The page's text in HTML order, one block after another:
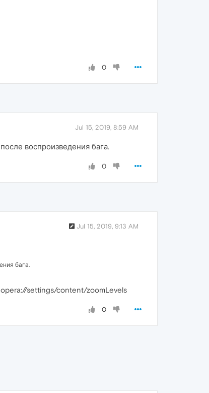
0
Jul 15, 2019, 8:59 AM
воспроизведения бага.
0
Jul 15, 2019, 9:13 AM
бага.
settings/content/zoomLevels
0